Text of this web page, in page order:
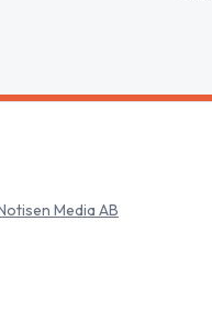
Media AB